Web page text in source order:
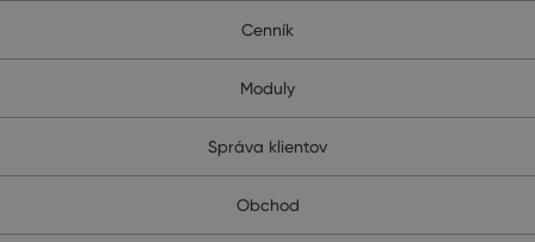
Cenník
Moduly
Správa klientov
Obchod